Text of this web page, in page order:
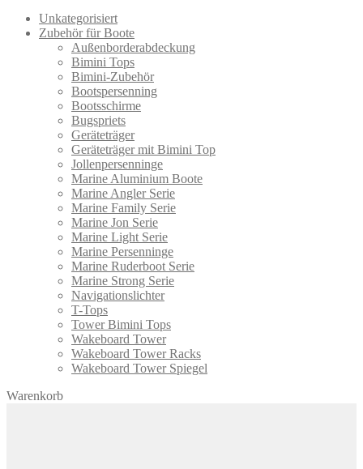
Unkategorisiert
Zubehör für Boote
Außenborderabdeckung
Bimini Tops
Bimini-Zubehör
Bootspersenning
Bootsschirme
Bugspriets
Geräteträger
Geräteträger mit Bimini Top
Jollenpersenninge
Marine Aluminium Boote
Marine Angler Serie
Marine Family Serie
Marine Jon Serie
Marine Light Serie
Marine Persenninge
Marine Ruderboot Serie
Marine Strong Serie
Navigationslichter
T-Tops
Tower Bimini Tops
Wakeboard Tower
Wakeboard Tower Racks
Wakeboard Tower Spiegel
Warenkorb